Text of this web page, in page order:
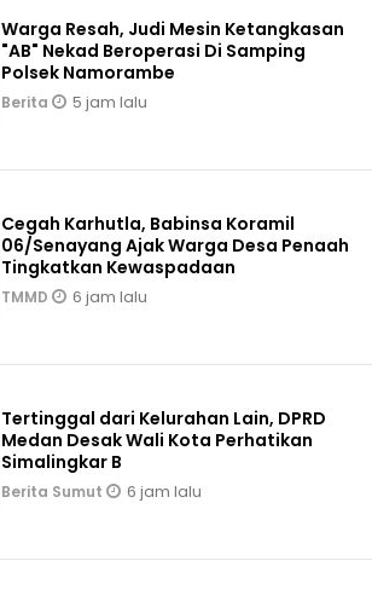
Warga Resah, Judi Mesin Ketangkasan
"AB" Nekad Beroperasi Di Samping
Polsek Namorambe
Berita 5 jam lalu
Cegah Karhutla, Babinsa Koramil
06/Senayang Ajak Warga Desa Penaah
Tingkatkan Kewaspadaan
TMMD 6 jam lalu
Tertinggal dari Kelurahan Lain, DPRD
Medan Desak Wali Kota Perhatikan
Simalingkar B
Berita Sumut 6 jam lalu